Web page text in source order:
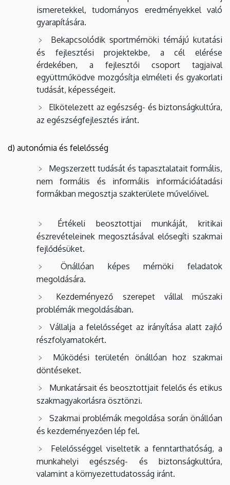
ismeretekkel, tudományos eredményekkel való
gyarapítására.
Bekapcsolódik sportmérnöki témájú kutatási
és fejlesztési projektekbe, a cél elérése
érdekében, a fejlesztői csoport tagjaival
együttműködve mozgósítja elméleti és gyakorlati
tudását, képességeit.
Elkötelezett az egészség- és biztonságkultúra,
az egészségfejlesztés iránt.
d) autonómia és felelősség
Megszerzett tudását és tapasztalatait formális,
nem formális és informális információátadási
formákban megosztja szakterülete művelőivel.
Értékeli beosztottjai munkáját, kritikai
észrevételeinek megosztásával elősegíti szakmai
fejlődésüket.
Önállóan képes mérnöki feladatok
megoldására.
Kezdeményező szerepet vállal műszaki
problémák megoldásában.
Vállalja a felelősséget az irányítása alatt zajló
részfolyamatokért.
Működési területén önállóan hoz szakmai
döntéseket.
Munkatársait és beosztottjait felelős és etikus
szakmagyakorlásra ösztönzi.
Szakmai problémák megoldása során önállóan
és kezdeményezően lép fel.
Felelősséggel viseltetik a fenntarthatóság, a
munkahelyi egészség- és biztonságkultúra,
valamint a környezettudatosság iránt.